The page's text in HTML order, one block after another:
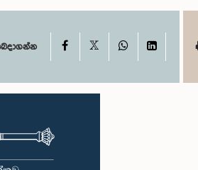
Facebook WhatsAppLinkedIn